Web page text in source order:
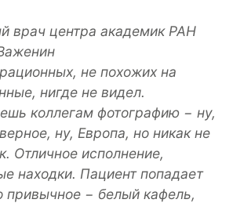
не похожих на
нигде не видел.
коллегам фотографию − ну,
ну, Европа, но никак не
Отличное исполнение,
находки. Пациент попадает
привычное − белый кафель,